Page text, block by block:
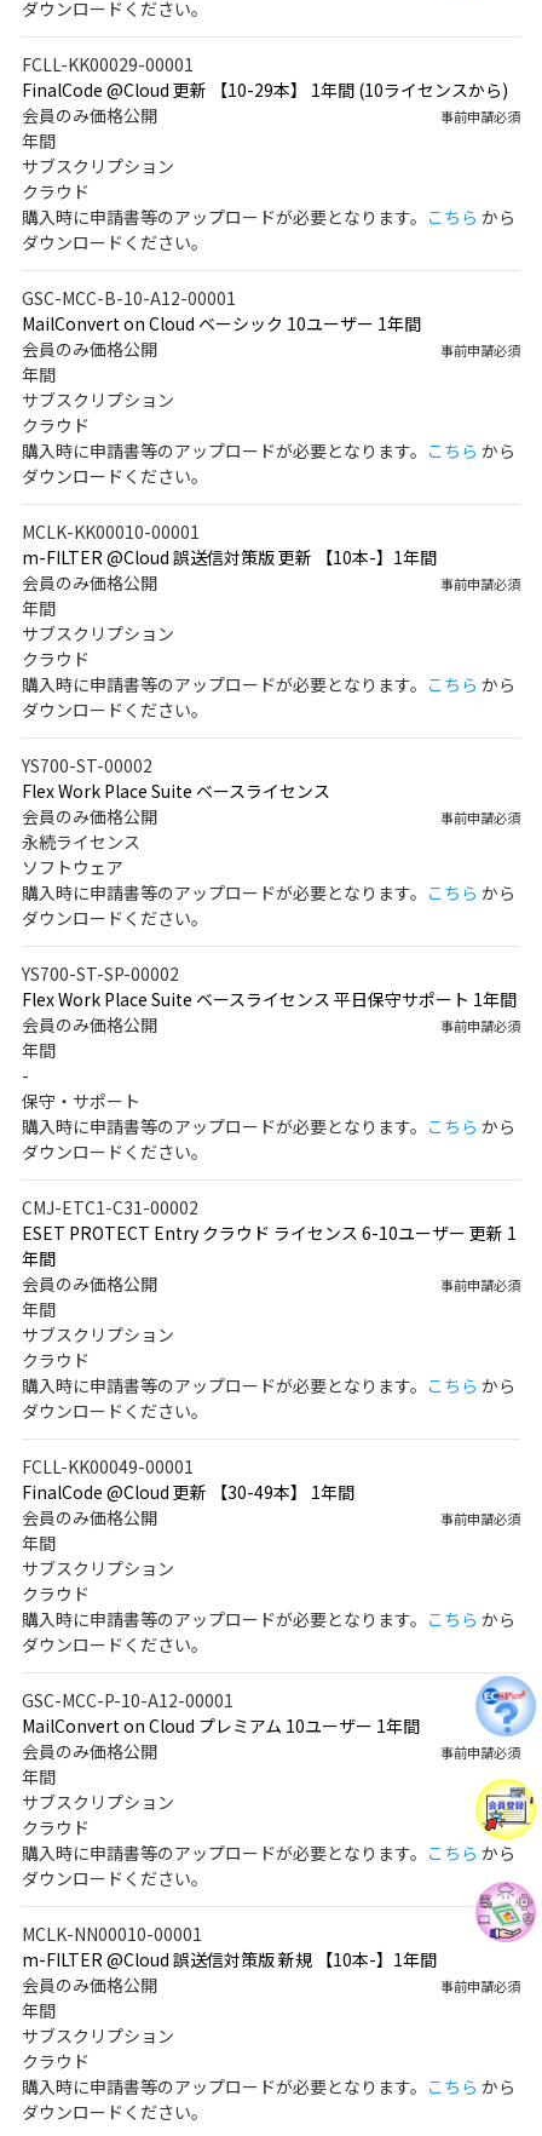
ダウンロードください。
FCLL-KK00029-00001
FinalCode @Cloud 更新 【10-29本】 1年間 (10ライセンスから)
会員のみ価格公開
事前申請必須
年間
サブスクリプション
クラウド
購入時に申請書等のアップロードが必要となります。 こちら から
ダウンロードください。
GSC-MCC-B-10-A12-00001
MailConvert on Cloud ベーシック 10ユーザー 1年間
会員のみ価格公開
事前申請必須
年間
サブスクリプション
クラウド
購入時に申請書等のアップロードが必要となります。 こちら から
ダウンロードください。
MCLK-KK00010-00001
m-FILTER @Cloud 誤送信対策版 更新 【10本-】1年間
会員のみ価格公開
事前申請必須
年間
サブスクリプション
クラウド
購入時に申請書等のアップロードが必要となります。 こちら から
ダウンロードください。
YS700-ST-00002
Flex Work Place Suite ベースライセンス
会員のみ価格公開
事前申請必須
永続ライセンス
ソフトウェア
購入時に申請書等のアップロードが必要となります。 こちら から
ダウンロードください。
YS700-ST-SP-00002
Flex Work Place Suite ベースライセンス 平日保守サポート 1年間
会員のみ価格公開
事前申請必須
年間
-
保守・サポート
購入時に申請書等のアップロードが必要となります。 こちら から
ダウンロードください。
CMJ-ETC1-C31-00002
ESET PROTECT Entry クラウド ライセンス 6-10ユーザー 更新 1
年間
会員のみ価格公開
事前申請必須
年間
サブスクリプション
クラウド
購入時に申請書等のアップロードが必要となります。 こちら から
ダウンロードください。
FCLL-KK00049-00001
FinalCode @Cloud 更新 【30-49本】 1年間
会員のみ価格公開
事前申請必須
年間
サブスクリプション
クラウド
購入時に申請書等のアップロードが必要となります。 こちら から
ダウンロードください。
GSC-MCC-P-10-A12-00001
MailConvert on Cloud プレミアム 10ユーザー 1年間
会員のみ価格公開
事前申請必須
年間
サブスクリプション
クラウド
購入時に申請書等のアップロードが必要となります。 こちら から
ダウンロードください。
MCLK-NN00010-00001
m-FILTER @Cloud 誤送信対策版 新規 【10本-】1年間
会員のみ価格公開
事前申請必須
年間
サブスクリプション
クラウド
購入時に申請書等のアップロードが必要となります。 こちら から
ダウンロードください。